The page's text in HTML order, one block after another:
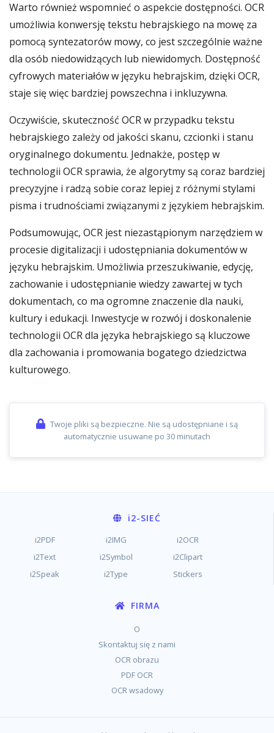
Warto również wspomnieć o aspekcie dostępności. OCR
umożliwia konwersję tekstu hebrajskiego na mowę za
pomocą syntezatorów mowy, co jest szczególnie ważne
dla osób niedowidzących lub niewidomych. Dostępność
cyfrowych materiałów w języku hebrajskim, dzięki OCR,
staje się więc bardziej powszechna i inkluzywna.
Oczywiście, skuteczność OCR w przypadku tekstu
hebrajskiego zależy od jakości skanu, czcionki i stanu
oryginalnego dokumentu. Jednakże, postęp w
technologii OCR sprawia, że algorytmy są coraz bardziej
precyzyjne i radzą sobie coraz lepiej z różnymi stylami
pisma i trudnościami związanymi z językiem hebrajskim.
Podsumowując, OCR jest niezastąpionym narzędziem w
procesie digitalizacji i udostępniania dokumentów w
języku hebrajskim. Umożliwia przeszukiwanie, edycję,
zachowanie i udostępnianie wiedzy zawartej w tych
dokumentach, co ma ogromne znaczenie dla nauki,
kultury i edukacji. Inwestycje w rozwój i doskonalenie
technologii OCR dla języka hebrajskiego są kluczowe
dla zachowania i promowania bogatego dziedzictwa
kulturowego.
Twoje pliki są bezpieczne. Nie są udostępniane i są
automatycznie usuwane po 30 minutach
i2-SIEĆ
i2PDF i2IMG
i2OCR
i2Text
i2Symbol
i2Clipart
i2Speak
i2Type Stickers
FIRMA
O
Skontaktuj się z nami
OCR obrazu
PDF OCR
OCR wsadowy